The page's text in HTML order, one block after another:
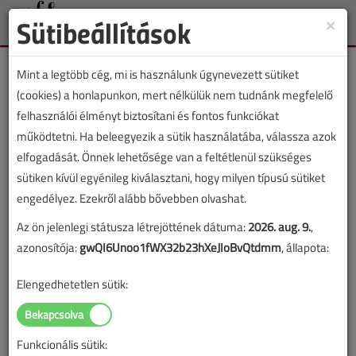
Toggle
Lapszám:
TARTALOM
Gázellátás
A gázlámpa megjelenése
A városi gáz története II.
2017/5. lapszám
×
Sütibeállítások
Mint a legtöbb cég, mi is használunk úgynevezett sütiket
(cookies) a honlapunkon, mert nélkülük nem tudnánk megfelelő
felhasználói élményt biztosítani és fontos funkciókat
működtetni. Ha beleegyezik a sütik használatába, válassza azok
elfogadását. Önnek lehetősége van a feltétlenül szükséges
sütiken kívül egyénileg kiválasztani, hogy milyen típusú sütiket
engedélyez. Ezekről alább bővebben olvashat.
Az ön jelenlegi státusza létrejöttének dátuma:2026. aug. 9.,
azonosítója:gwQI6Unoo1fWX32b23hXeJIoBvQtdmm, állapota:
Elengedhetetlen sütik:
Funkcionális sütik: